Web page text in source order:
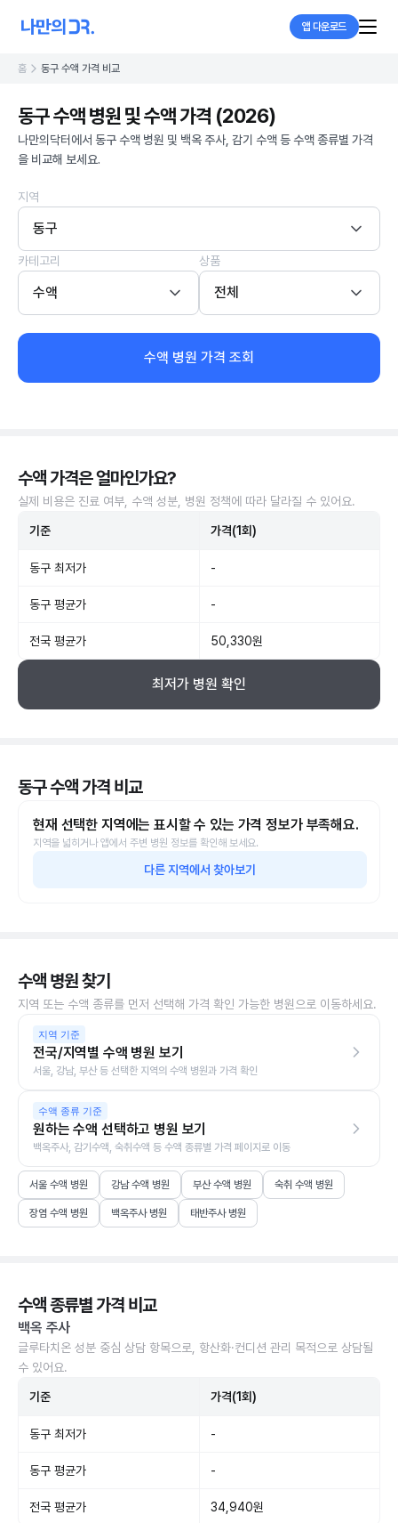
앱 다운로드
홈 동구 수액 가격 비교
동구 수액 병원 및 수액 가격 (2026)
나만의닥터에서 동구 수액 병원 및 백옥 주사, 감기 수액 등 수액 종류별 가격
을 비교해 보세요.
지역
동구
카테고리
수액
상품
전체
수액 병원 가격 조회
수액 가격은 얼마인가요?
실제 비용은 진료 여부, 수액 성분, 병원 정책에 따라 달라질 수 있어요.
기준 가격(1회)
동구 최저가 -
동구 평균가 -
전국 평균가 50,330원
최저가 병원 확인
동구 수액 가격 비교
현재 선택한 지역에는 표시할 수 있는 가격 정보가 부족해요.
지역을 넓히거나 앱에서 주변 병원 정보를 확인해 보세요.
다른 지역에서 찾아보기
수액 병원 찾기
지역 또는 수액 종류를 먼저 선택해 가격 확인 가능한 병원으로 이동하세요.
지역 기준
전국/지역별 수액 병원 보기
서울, 강남, 부산 등 선택한 지역의 수액 병원과 가격 확인
수액 종류 기준
원하는 수액 선택하고 병원 보기
백옥주사, 감기수액, 숙취수액 등 수액 종류별 가격 페이지로 이동
서울 수액 병원 강남 수액 병원 부산 수액 병원 숙취 수액 병원
장염 수액 병원 백옥주사 병원 태반주사 병원
수액 종류별 가격 비교
백옥 주사
글루타치온 성분 중심 상담 항목으로, 항산화·컨디션 관리 목적으로 상담될
수 있어요.
기준 가격(1회)
동구 최저가 -
동구 평균가 -
전국 평균가 34,940원